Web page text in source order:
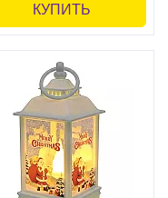
КУПИТЬ